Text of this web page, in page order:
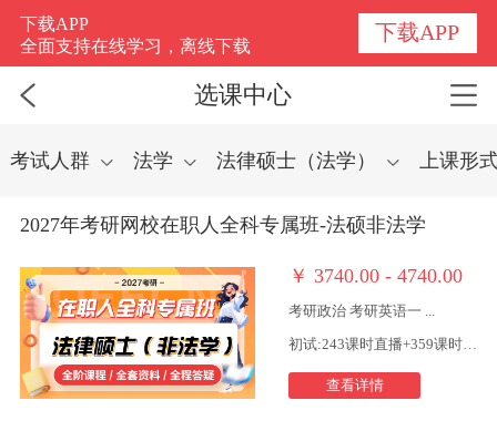
考试人群 法学 法律硕士（法学） 上课形
2027年考研网校在职人全科专属班-法硕非法学
￥ 3740.00 - 4740.00
考研政治 考研英语一 ...
初试:243课时直播+359课时视频
查看详情
下载APP
全面支持在线学习，离线下载
下载APP
选课中心